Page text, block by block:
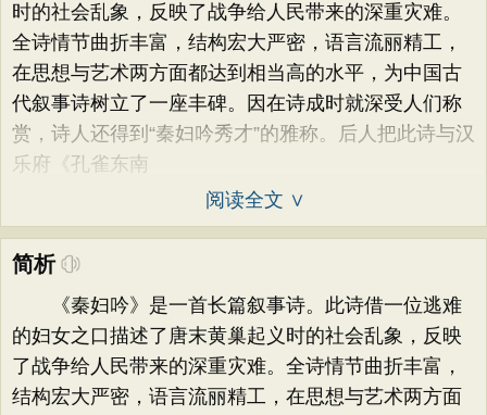
时的社会乱象，反映了战争给人民带来的深重灾难。
全诗情节曲折丰富，结构宏大严密，语言流丽精工，
在思想与艺术两方面都达到相当高的水平，为中国古
代叙事诗树立了一座丰碑。因在诗成时就深受人们称
赏，诗人还得到“秦妇吟秀才”的雅称。后人把此诗与汉
乐府《孔雀东南
阅读全文 ∨
简析
《秦妇吟》是一首长篇叙事诗。此诗借一位逃难
的妇女之口描述了唐末黄巢起义时的社会乱象，反映
了战争给人民带来的深重灾难。全诗情节曲折丰富，
结构宏大严密，语言流丽精工，在思想与艺术两方面